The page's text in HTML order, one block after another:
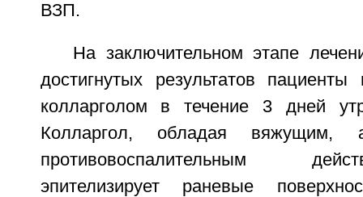
ВЗП.
На заключительном этапе
достигнутых результатов
колларголом в течение 3 дней
Колларгол, обладая вяжущим,
противовоспалительным
эпителизирует раневые